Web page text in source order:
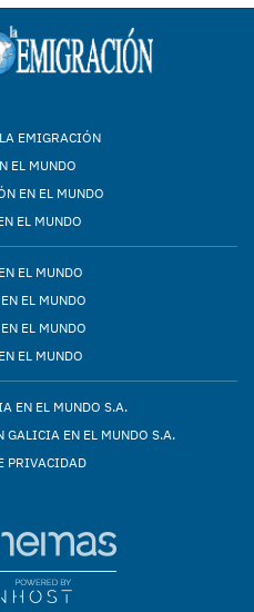
EMIGRACIÓN
EL MUNDO
EN EL MUNDO
EL MUNDO
EL MUNDO
EL MUNDO
EL MUNDO
EL MUNDO
EN EL MUNDO S.A.
GALICIA EN EL MUNDO S.A.
PRIVACIDAD